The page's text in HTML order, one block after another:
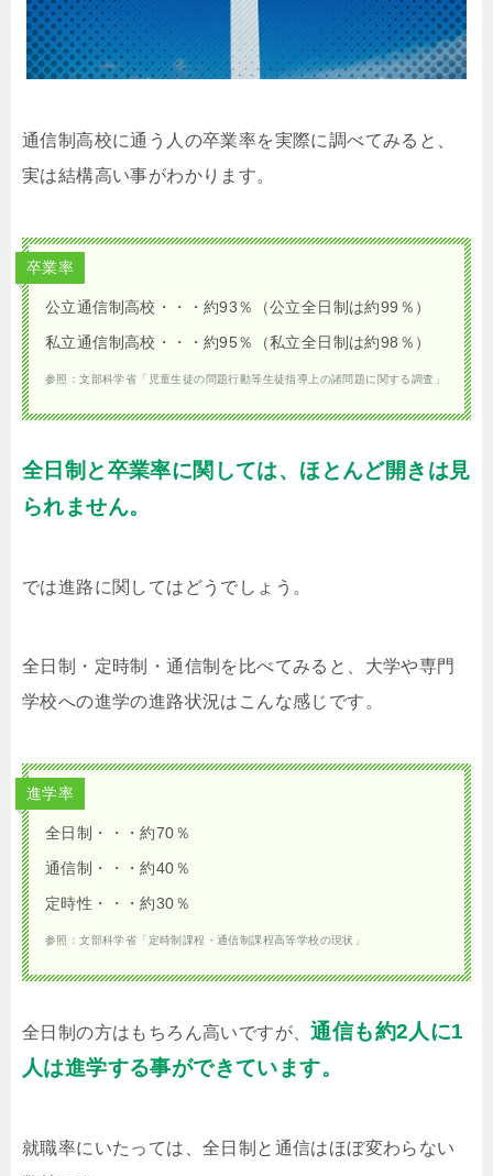
通信制高校に通う人の卒業率を実際に調べてみると、
実は結構高い事がわかります。
卒業率
公立通信制高校・・・約93％（公立全日制は約99％）
私立通信制高校・・・約95％（私立全日制は約98％）
参照：文部科学省「児童生徒の問題行動等生徒指導上の諸問題に関する調査」
全日制と卒業率に関しては、ほとんど開きは見
られません。
では進路に関してはどうでしょう。
全日制・定時制・通信制を比べてみると、大学や専門
学校への進学の進路状況はこんな感じです。
進学率
全日制・・・約70％
通信制・・・約40％
定時性・・・約30％
参照：文部科学省「定時制課程・通信制課程高等学校の現状」
全日制の方はもちろん高いですが、通信も約2人に1
人は進学する事ができています。
就職率にいたっては、全日制と通信はほぼ変わらない